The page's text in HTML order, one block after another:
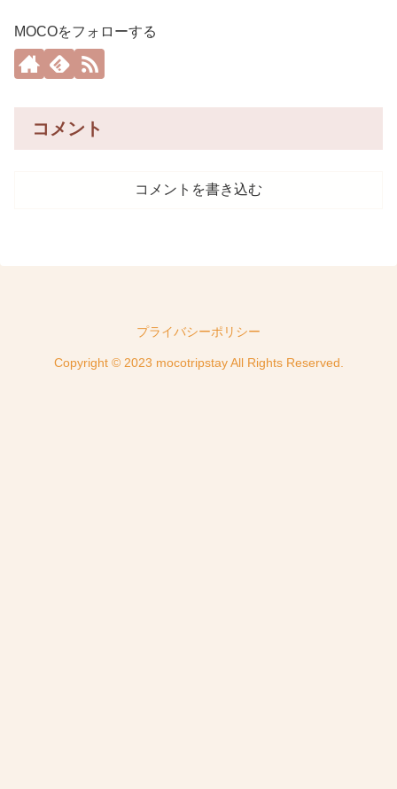
MOCOをフォローする
コメント
コメントを書き込む
プライバシーポリシー
Copyright © 2023 mocotripstay All Rights Reserved.